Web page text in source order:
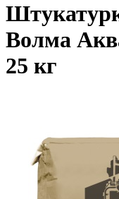
Волма
25 кг